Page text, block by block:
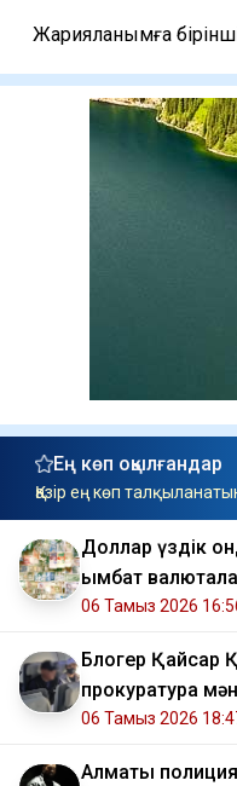
Жарияланымға
Ең көп оқылғандар
Қазір ең көп
Доллар үздік
қымбат
06 Тамыз 2026
Блогер Қайсар
прокуратура
06 Тамыз 2026
Алматы